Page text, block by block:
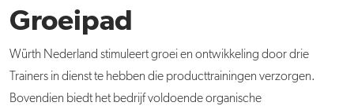
Groeipad
Würth Nederland stimuleert groei en ontwikkeling door drie
Trainers in dienst te hebben die producttrainingen verzorgen.
Bovendien biedt het bedrijf voldoende organische